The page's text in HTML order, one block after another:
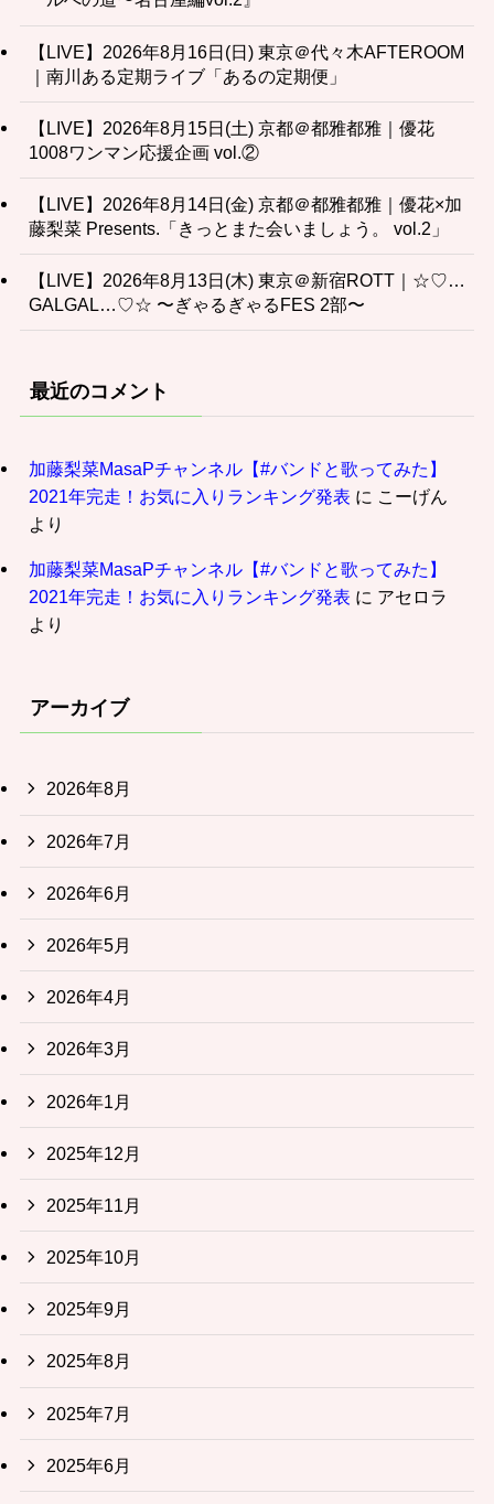
【LIVE】2026年8月16日(日) 東京＠代々木AFTEROOM
｜南川ある定期ライブ「あるの定期便」
【LIVE】2026年8月15日(土) 京都＠都雅都雅｜優花
1008ワンマン応援企画 vol.②
【LIVE】2026年8月14日(金) 京都＠都雅都雅｜優花×加
藤梨菜 Presents.「きっとまた会いましょう。 vol.2」
【LIVE】2026年8月13日(木) 東京＠新宿ROTT｜☆♡…
GALGAL…♡☆ 〜ぎゃるぎゃるFES 2部〜
最近のコメント
加藤梨菜MasaPチャンネル【#バンドと歌ってみた】
2021年完走！お気に入りランキング発表 に こーげん
より
加藤梨菜MasaPチャンネル【#バンドと歌ってみた】
2021年完走！お気に入りランキング発表 に アセロラ
より
アーカイブ
2026年8月
2026年7月
2026年6月
2026年5月
2026年4月
2026年3月
2026年1月
2025年12月
2025年11月
2025年10月
2025年9月
2025年8月
2025年7月
2025年6月